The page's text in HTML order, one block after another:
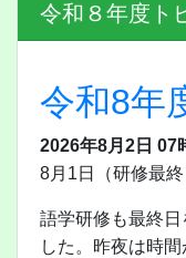
令和８年度ト
令和8年
2026年8月2日 07
8月1日（研修最終
語学研修も最終
した。昨夜は時